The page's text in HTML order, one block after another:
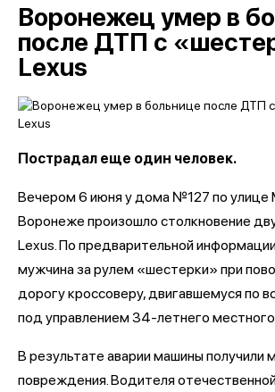
Воронежец умер в
после ДТП с
Lexus
Пострадал еще один человек.
Вечером 6 июня у дома №127 по улице
Воронеже произошло столкновение
Lexus. По предварительной
мужчина за рулем «шестерки» при
дорогу кроссоверу, двигавшемуся по
под управлением 34-летнего
В результате аварии машины получили
повреждения. Водителя